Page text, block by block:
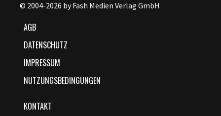
© 2004-2026 by Fash Medien Verlag GmbH
AGB
DATENSCHUTZ
IMPRESSUM
NUTZUNGSBEDINGUNGEN
KONTAKT